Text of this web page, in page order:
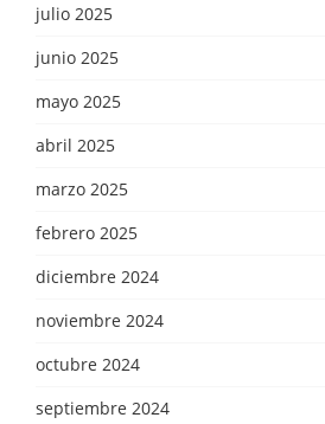
julio 2025
junio 2025
mayo 2025
abril 2025
marzo 2025
febrero 2025
diciembre 2024
noviembre 2024
octubre 2024
septiembre 2024